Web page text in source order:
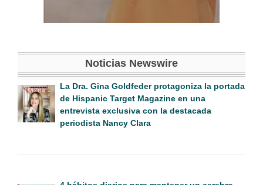
Noticias Newswire
La Dra. Gina Goldfeder protagoniza la portada
de Hispanic Target Magazine en una
entrevista exclusiva con la destacada
periodista Nancy Clara